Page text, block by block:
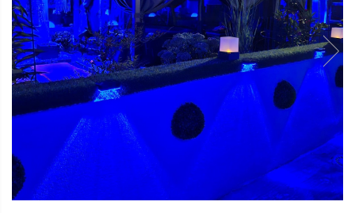
senzor
Aplice de perete interior,
exterior
Lampi emergente
Lustre
Spoturi led pe sina
Electrocasnice de mici
dimensiuni
Mufe,Accesorii TV
Multimetru Digital
Prelungitoare/Derulatoare
Starter/Droser
Triplu Stecher